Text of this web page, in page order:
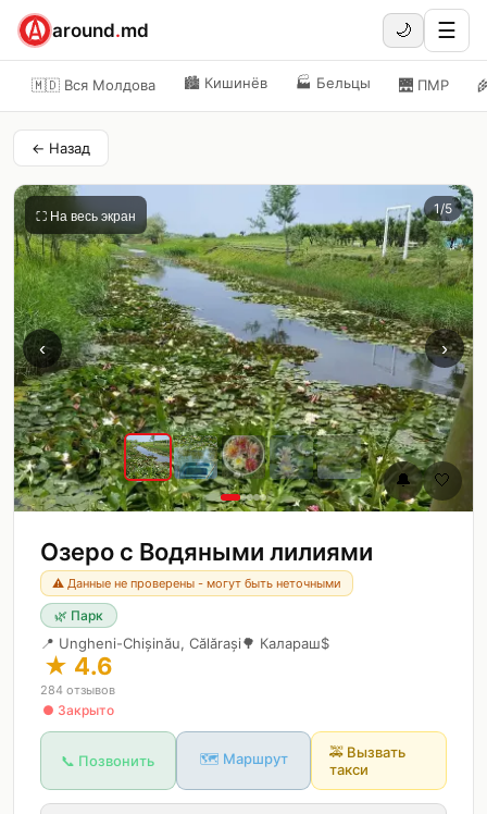
around.md 🌙 ☰
🇲🇩 Вся Молдова 🏙️ Кишинёв 🏭 Бельцы 🌉 ПМР
← Назад
⛶ На весь экран
‹ ›
1/5
🔔 🤍
Озеро с Водяными лилиями
⚠️ Данные не проверены - могут быть неточными
🌿 Парк
📍 Ungheni-Chișinău, Călărași🌳 Калараш$
★ 4.6
284 отзывов
● Закрыто
📞 Позвонить 🗺️ Маршрут 🚕 Вызвать
такси